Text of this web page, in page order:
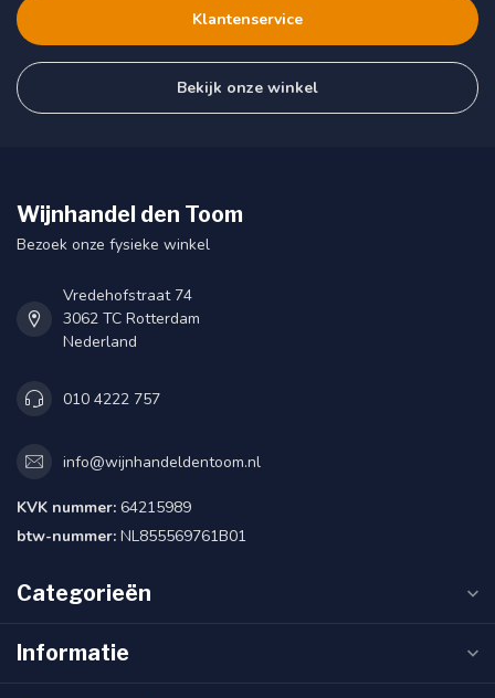
Klantenservice
Bekijk onze winkel
Wijnhandel den Toom
Bezoek onze fysieke winkel
Vredehofstraat 74
3062 TC Rotterdam
Nederland
010 4222 757
info@wijnhandeldentoom.nl
KVK nummer: 64215989
btw-nummer: NL855569761B01
Categorieën
Informatie